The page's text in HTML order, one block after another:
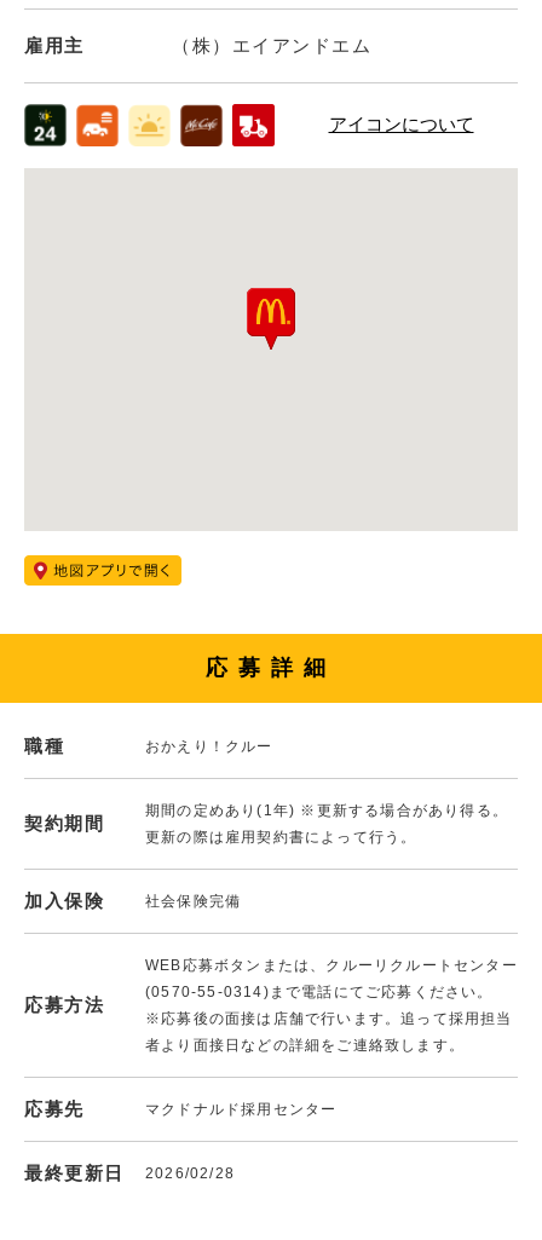
雇用主 （株）エイアンドエム
アイコンについて
応募詳細
職種 おかえり！クルー
契約期間
期間の定めあり(1年) ※更新する場合があり得る。
更新の際は雇用契約書によって行う。
加入保険 社会保険完備
応募方法
WEB応募ボタンまたは、クルーリクルートセンター
(0570-55-0314)まで電話にてご応募ください。
※応募後の面接は店舗で行います。追って採用担当
者より面接日などの詳細をご連絡致します。
応募先 マクドナルド採用センター
最終更新日 2026/02/28